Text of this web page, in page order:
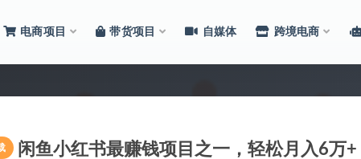
电商项目 带货项目 自媒体 跨境电商
闲鱼小红书最赚钱项目之一，轻松月入6万+